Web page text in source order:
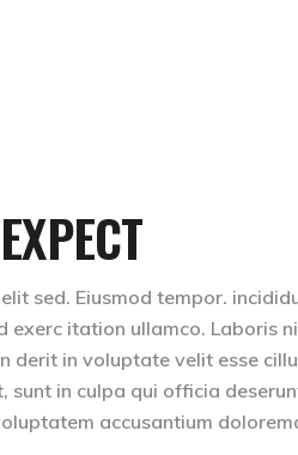
sed. Eiusmod tempor.
exerc itation ullamco. Laboris
derit in voluptate velit esse
in culpa qui officia
accusantium